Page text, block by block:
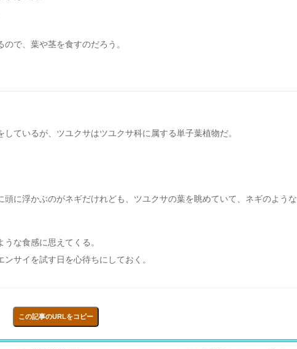
で、葉や茎を食すのだろう。
ているが、ツユクサはツユクサ科に属する単子葉植物だ。
頭に浮かぶのがネギだけれども、ツユクサの葉を眺めていて、ネギのような
な食感に思えてくる。
サイを試す日を心待ちにしておく。
この記事のURLをコピー